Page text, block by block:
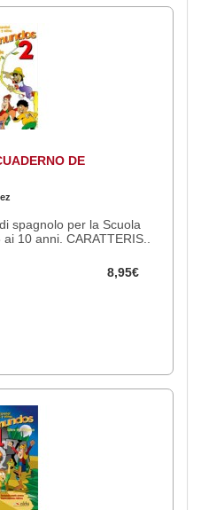
DE
spagnolo per la Scuola
10 anni. CARATTERIS..
8,95€